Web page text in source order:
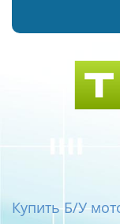
Купить Б/У